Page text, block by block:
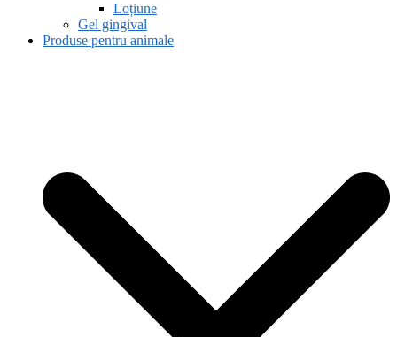
Loțiune
Gel gingival
Produse pentru animale